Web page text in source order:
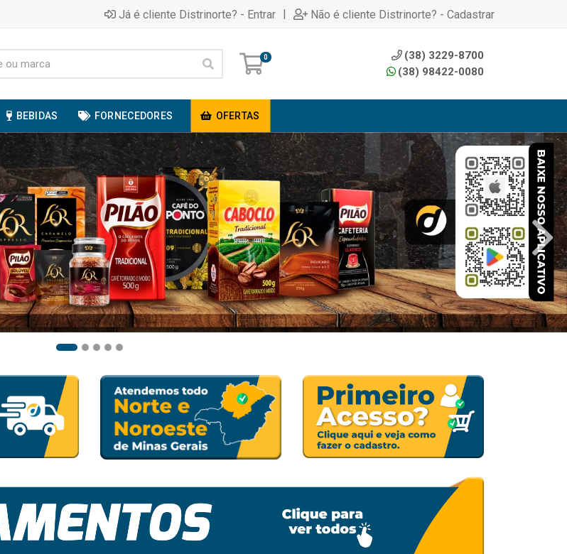
Já é cliente Distrinorte? - Entrar | Não é cliente Distrinorte? - Cadastrar
0
(38) 3229-8700
(38) 98422-0080
BEBIDAS FORNECEDORES OFERTAS